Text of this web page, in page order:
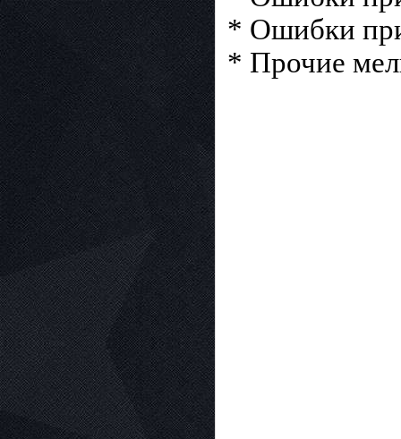
* Ошибки
* Прочие